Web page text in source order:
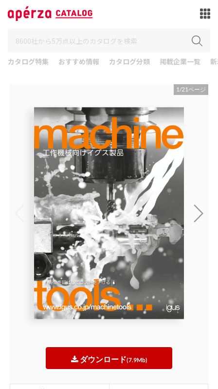
カタログ特集 おすすめ情報 カタログ分類 掲載企業一覧
1/21ページ
ダウンロード(7.9Mb)